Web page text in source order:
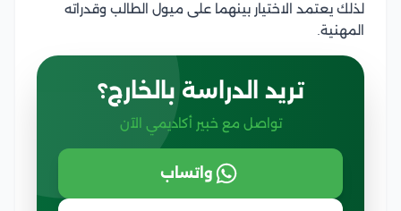
لذلك يعتمد الاختيار بينهما على ميول الطالب وقدراته
المهنية.
تريد الدراسة بالخارج؟
تواصل مع خبير أكاديمي الآن
واتساب